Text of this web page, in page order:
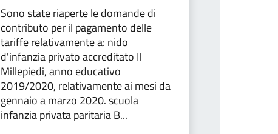
Sono state riaperte le domande di
contributo per il pagamento delle
tariffe relativamente a: nido
d'infanzia privato accreditato Il
Millepiedi, anno educativo
2019/2020, relativamente ai mesi da
gennaio a marzo 2020. scuola
infanzia privata paritaria B...